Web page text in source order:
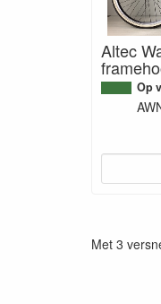
Altec
Op
Met 3